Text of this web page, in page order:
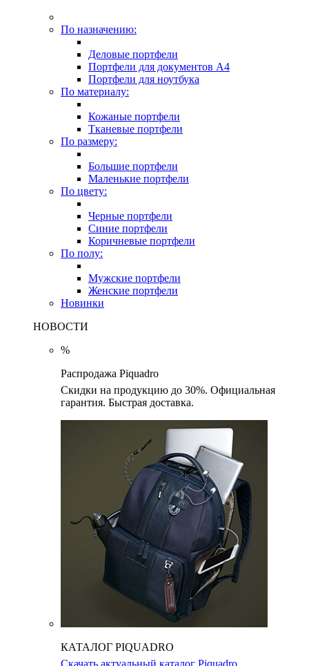
По назначению:
Деловые портфели
Портфели для документов A4
Портфели для ноутбука
По материалу:
Кожаные портфели
Тканевые портфели
По размеру:
Большие портфели
Маленькие портфели
По цвету:
Черные портфели
Синие портфели
Коричневые портфели
По полу:
Мужские портфели
Женские портфели
Новинки
НОВОСТИ
%
Распродажа Piquadro
Скидки на продукцию до 30%. Официальная
гарантия. Быстрая доставка.
КАТАЛОГ PIQUADRO
Скачать актуальный каталог Piquadro